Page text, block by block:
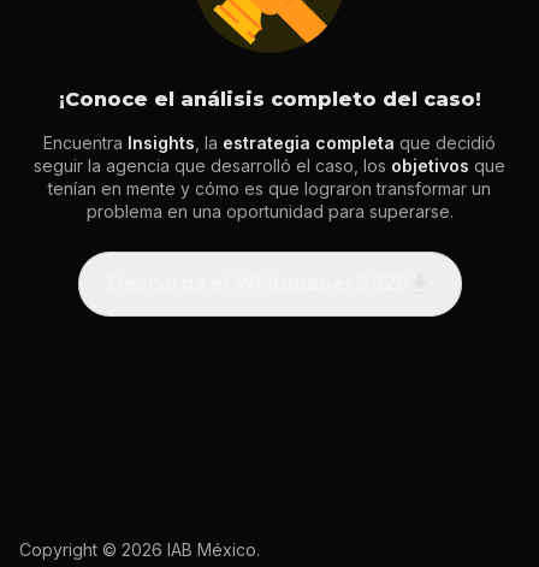
¡Conoce el análisis completo del caso!
Encuentra Insights , la estrategia completa que decidió
seguir la agencia que desarrolló el caso, los objetivos que
tenían en mente y cómo es que lograron transformar un
problema en una oportunidad para superarse.
Copyright © 2026 IAB México.